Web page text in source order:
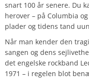
snart 100 år senere. Du
herover – på Columbia
plader og tidens tand
Når man kender den
sangen og dens
det engelske rockband
1971 – i regelen blot